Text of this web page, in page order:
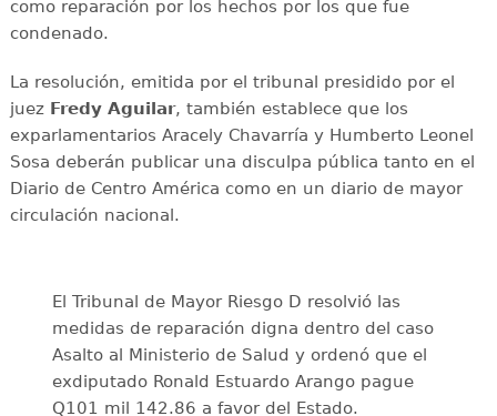
como reparación por los hechos por los que fue
condenado.
La resolución, emitida por el tribunal presidido por el
juezFredy Aguilar, también establece que los
exparlamentarios Aracely Chavarría y Humberto Leonel
Sosa deberán publicar una disculpa pública tanto en el
Diario de Centro América como en un diario de mayor
circulación nacional.
El Tribunal de Mayor Riesgo D resolvió las
medidas de reparación digna dentro del caso
Asalto al Ministerio de Salud y ordenó que el
exdiputado Ronald Estuardo Arango pague
Q101 mil 142.86 a favor del Estado.